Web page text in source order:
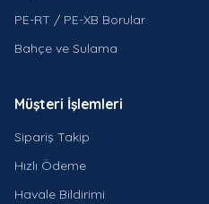
PE-RT / PE-XB Borular
Bahçe ve Sulama
Müşteri İşlemleri
Sipariş Takip
Hızlı Ödeme
Havale Bildirimi